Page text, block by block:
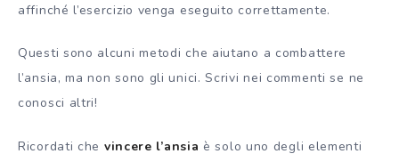
affinché l’esercizio venga eseguito correttamente.
Questi sono alcuni metodi che aiutano a combattere
l’ansia, ma non sono gli unici. Scrivi nei commenti se ne
conosci altri!
Ricordati che vincere l’ansia è solo uno degli elementi